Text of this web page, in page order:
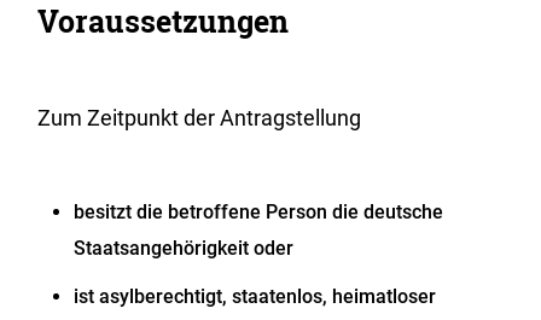
Voraussetzungen
Zum Zeitpunkt der Antragstellung
besitzt die betroffene Person die deutsche
Staatsangehörigkeit oder
ist asylberechtigt, staatenlos, heimatloser